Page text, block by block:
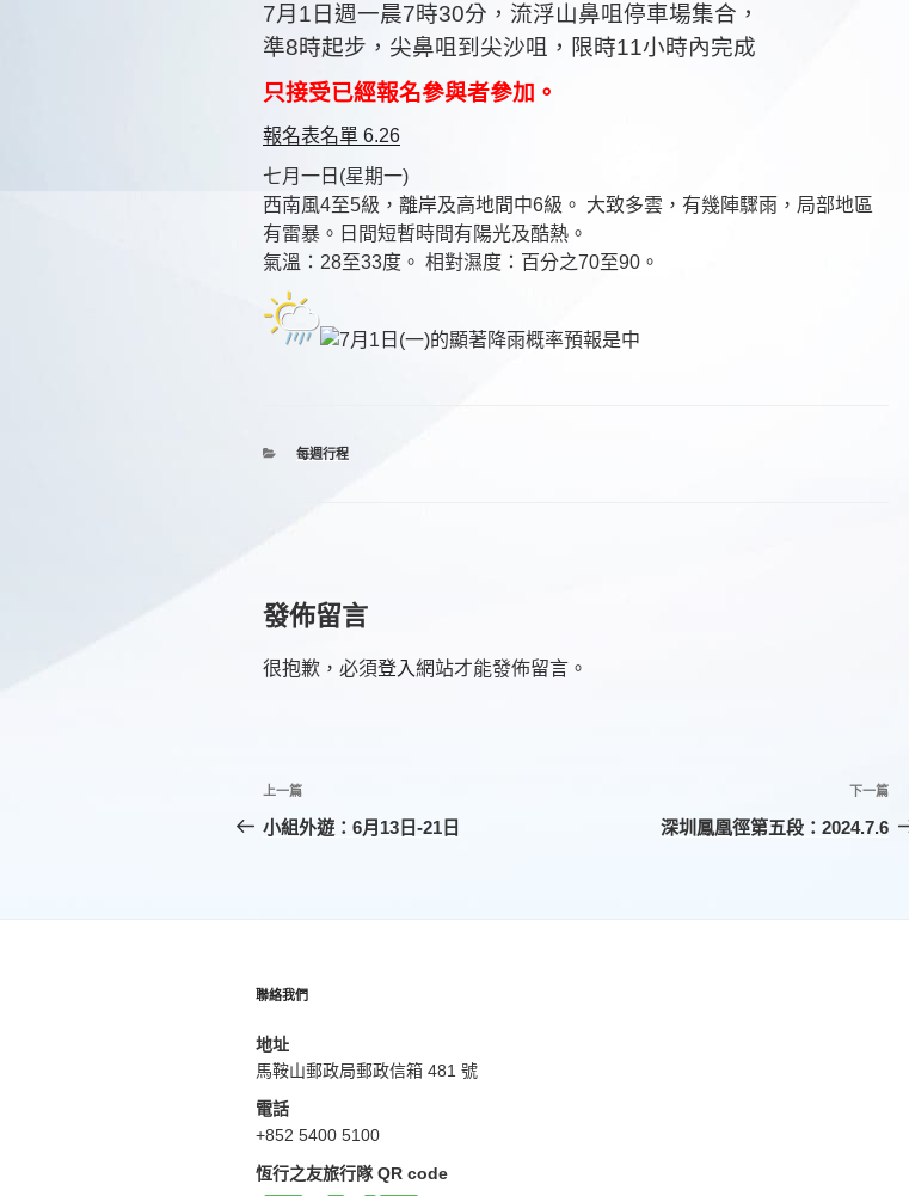
7月 1 日週一晨7時30分，流浮山鼻咀停車場集合，
準8時起步，尖鼻咀到尖沙咀，限時11小時內完成
只接受已經報名參與者參加。
報名表名單 6.26
七月一日(星期一)
西南風4至5級，離岸及高地間中6級。 大致多雲，有幾陣驟雨，局部地區
有雷暴。日間短暫時間有陽光及酷熱。
氣溫：28至33度。 相對濕度：百分之70至90。
分
每週行程
發佈留言
很抱歉，必須登入網站才能發佈留言。
文
章
上
一
上一篇
小組外遊：6月13日-21日
下
一
下一篇
深圳鳳凰徑第五段：2024.7.6
聯絡我們
地址
馬鞍山郵政局郵政信箱 481 號
電話
+852 5400 5100
恆行之友旅行隊 QR code